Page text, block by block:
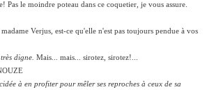
Pas le moindre poteau dans ce coquetier, je vous assure.
Verjus, est-ce qu'elle n'est pas toujours pendue à vos
digne. Mais... mais... sirotez, sirotez!...
à en profiter pour mêler ses reproches à ceux de sa